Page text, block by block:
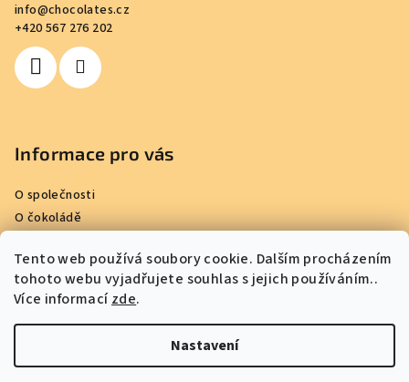
Tento web používá soubory cookie. Dalším procházením
tohoto webu vyjadřujete souhlas s jejich používáním..
Více informacízde.
Nastavení
info@chocolates.cz
+420 567 276 202
Informace pro vás
O společnosti
O čokoládě
Reference
Obchodní podmínky
Podmínky ochrany osobních údajů
Kontakty